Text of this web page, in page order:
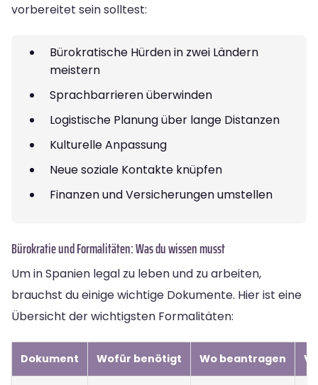
vorbereitet sein solltest:
Bürokratische Hürden in zwei Ländern
meistern
Sprachbarrieren überwinden
Logistische Planung über lange Distanzen
Kulturelle Anpassung
Neue soziale Kontakte knüpfen
Finanzen und Versicherungen umstellen
Bürokratie und Formalitäten: Was du wissen musst
Um in Spanien legal zu leben und zu arbeiten,
brauchst du einige wichtige Dokumente. Hier ist eine
Übersicht der wichtigsten Formalitäten:
Dokument Wofür benötigt Wo beantragen